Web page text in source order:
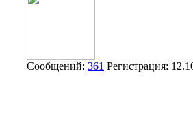
Сообщений: 361 Регистрация: